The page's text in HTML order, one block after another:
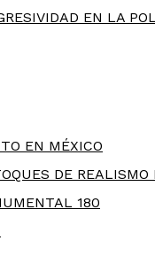
EN LA
EN MÉXICO
DE REALISMO
180